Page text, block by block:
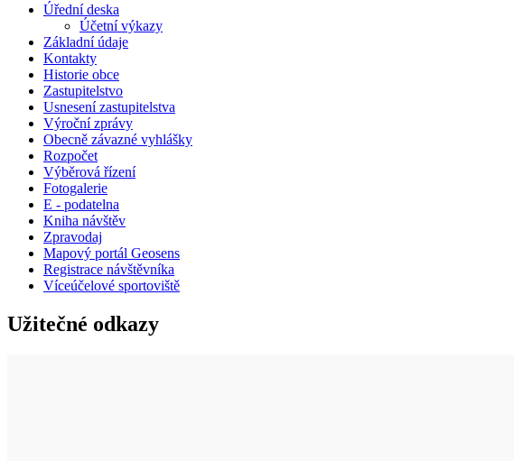
Úřední deska
Účetní výkazy
Základní údaje
Kontakty
Historie obce
Zastupitelstvo
Usnesení zastupitelstva
Výroční zprávy
Obecně závazné vyhlášky
Rozpočet
Výběrová řízení
Fotogalerie
E - podatelna
Kniha návštěv
Zpravodaj
Mapový portál Geosens
Registrace návštěvníka
Víceúčelové sportoviště
Užitečné odkazy